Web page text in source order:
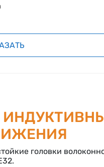
головки